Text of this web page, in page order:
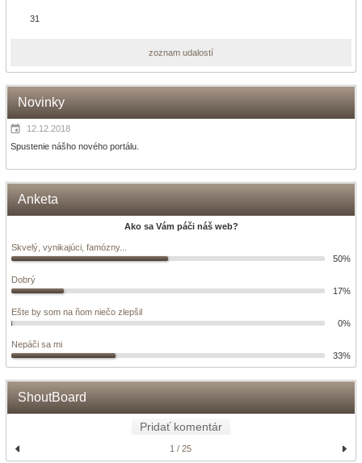
31
zoznam udalostí
Novinky
12.12.2018
Spustenie nášho nového portálu.
Anketa
Ako sa Vám páči náš web?
Skvelý, vynikajúci, famózny...
50%
Dobrý
17%
Ešte by som na ňom niečo zlepšil
0%
Nepáči sa mi
33%
ShoutBoard
Pridať komentár
1 / 25